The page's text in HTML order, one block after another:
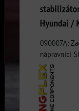
Hyundai /
090007A:
nápravnici